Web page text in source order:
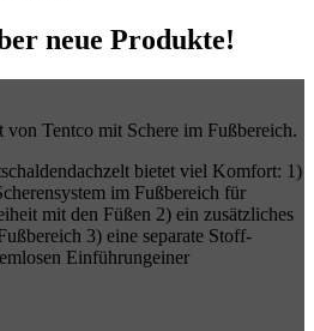
neue Produkte!
von Tentco mit Schere im Fußbereich.
bietet viel Komfort: 1)
im Fußbereich für
mit den Füßen 2) ein zusätzliches
3) eine separate Stoff-
Einführungeiner